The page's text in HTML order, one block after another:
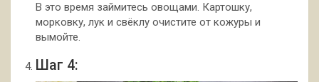
В это время займитесь овощами. Картошку,
морковку, лук и свёклу очистите от кожуры и
вымойте.
Шаг 4: